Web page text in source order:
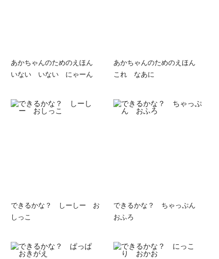
あかちゃんのためのえほん
いない いない にゃーん
あかちゃんのためのえほん
これ なあに
できるかな？ しーしー お
しっこ
できるかな？ ちゃっぷん
おふろ